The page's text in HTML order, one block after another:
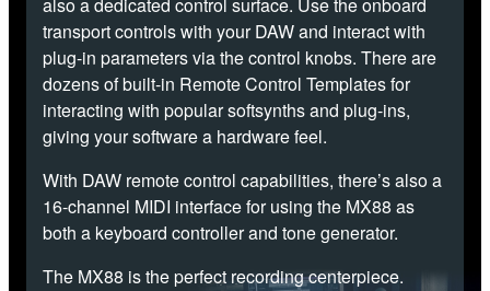
also a dedicated control surface. Use the onboard
transport controls with your DAW and interact with
plug-in parameters via the control knobs. There are
dozens of built-in Remote Control Templates for
interacting with popular softsynths and plug-ins,
giving your software a hardware feel.
With DAW remote control capabilities, there’s also a
16-channel MIDI interface for using the MX88 as
both a keyboard controller and tone generator.
The MX88 is the perfect recording centerpiece.